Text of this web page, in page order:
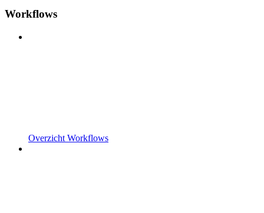
Workflows
Overzicht Workflows